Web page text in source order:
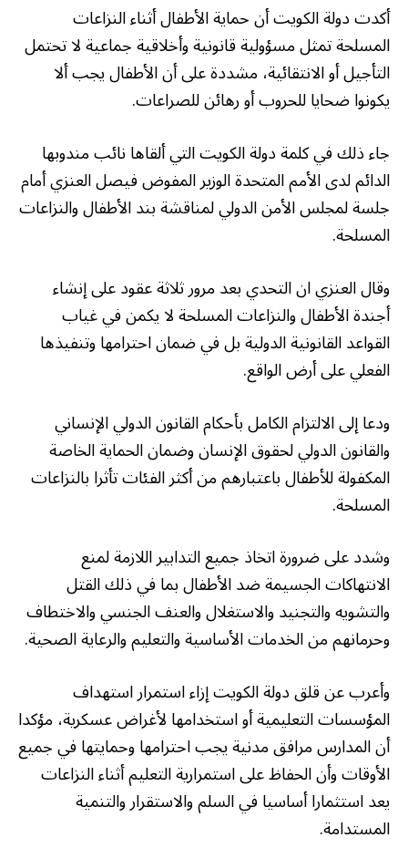
أكدت دولة الكويت أن حماية الأطفال أثناء النزاعات
المسلحة تمثل مسؤولية قانونية وأخلاقية جماعية لا تحتمل
التأجيل أو الانتقائية، مشددة على أن الأطفال يجب ألا
يكونوا ضحايا للحروب أو رهائن للصراعات.
جاء ذلك في كلمة دولة الكويت التي ألقاها نائب مندوبها
الدائم لدى الأمم المتحدة الوزير المفوض فيصل العنزي أمام
جلسة لمجلس الأمن الدولي لمناقشة بند الأطفال والنزاعات
المسلحة.
وقال العنزي ان التحدي بعد مرور ثلاثة عقود على إنشاء
أجندة الأطفال والنزاعات المسلحة لا يكمن في غياب
القواعد القانونية الدولية بل في ضمان احترامها وتنفيذها
الفعلي على أرض الواقع.
ودعا إلى الالتزام الكامل بأحكام القانون الدولي الإنساني
والقانون الدولي لحقوق الإنسان وضمان الحماية الخاصة
المكفولة للأطفال باعتبارهم من أكثر الفئات تأثرا بالنزاعات
المسلحة.
وشدد على ضرورة اتخاذ جميع التدابير اللازمة لمنع
الانتهاكات الجسيمة ضد الأطفال بما في ذلك القتل
والتشويه والتجنيد والاستغلال والعنف الجنسي والاختطاف
وحرمانهم من الخدمات الأساسية والتعليم والرعاية الصحية.
وأعرب عن قلق دولة الكويت إزاء استمرار استهداف
المؤسسات التعليمية أو استخدامها لأغراض عسكرية، مؤكدا
أن المدارس مرافق مدنية يجب احترامها وحمايتها في جميع
الأوقات وأن الحفاظ على استمرارية التعليم أثناء النزاعات
يعد استثمارا أساسيا في السلم والاستقرار والتنمية
المستدامة.